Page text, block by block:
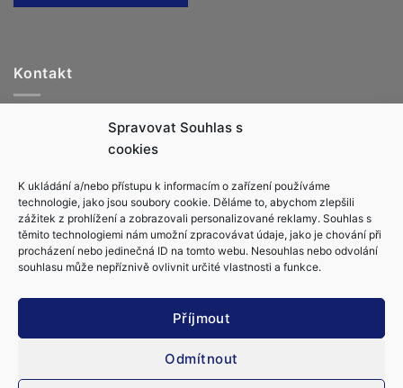
Spravovat Souhlas s
cookies
K ukládání a/nebo přístupu k informacím o zařízení používáme
technologie, jako jsou soubory cookie. Děláme to, abychom zlepšili
zážitek z prohlížení a zobrazovali personalizované reklamy. Souhlas s
těmito technologiemi nám umožní zpracovávat údaje, jako je chování při
procházení nebo jedinečná ID na tomto webu. Nesouhlas nebo odvolání
souhlasu může nepříznivě ovlivnit určité vlastnosti a funkce.
Příjmout
Odmítnout
Kontakt
Jachtařka.cz, s.r.o.
info@jachtarka.cz
+420 605 220 553
Zásady cookies (EU)
Kapitánské zkoušky
Kapitánský průkaz MDČR C (Velitel námořní jachty C)